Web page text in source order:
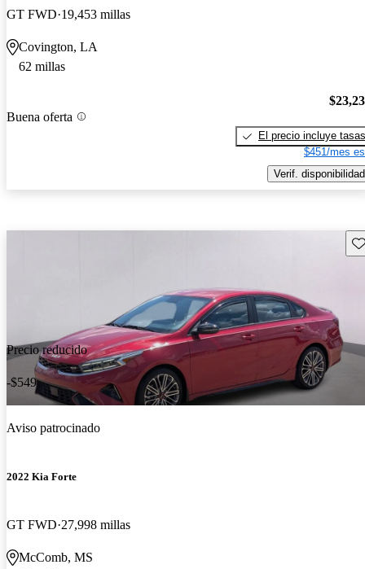
GT FWD 19,453 millas
Covington, LA
62 millas
Buena oferta
El precio incluye tasas
$451/mes
Verif. disponibilidad
Precio reducido
-$549
Aviso patrocinado
2022 Kia Forte
GT FWD 27,998 millas
McComb, MS